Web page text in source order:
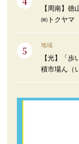
【周南】
㈱トクヤマ
地域
【光】「
積市場ん（